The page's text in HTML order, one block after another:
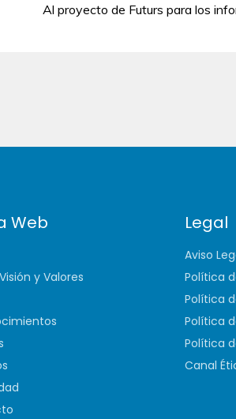
Al proyecto de Futurs para los
Web
y Valores
Legal
Aviso
Política
Política
Política
Política
Canal